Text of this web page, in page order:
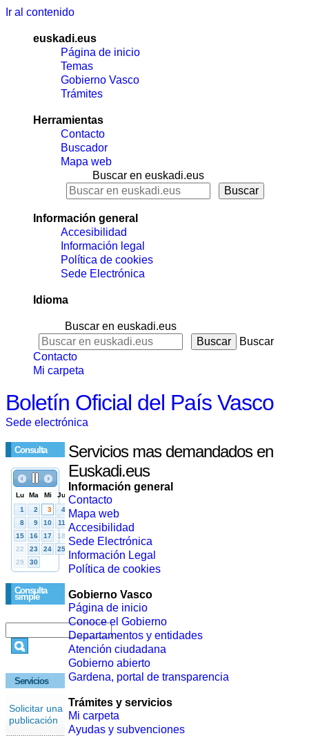
Ir al contenido
euskadi.eus
Página de inicio
Temas
Gobierno Vasco
Trámites
Herramientas
Contacto
Buscador
Mapa web
Buscar en euskadi.eus
Información general
Accesibilidad
Información legal
Política de cookies
Sede Electrónica
Idioma
Buscar en euskadi.eus
Buscar
Contacto
Mi carpeta
Boletín Oficial del País Vasco
Sede electrónica
Consulta
Consulta
simple
Servicios
Solicitar una
publicación
Servicios mas demandados en
Euskadi.eus
Información general
Contacto
Mapa web
Accesibilidad
Sede Electrónica
Información Legal
Política de cookies
Gobierno Vasco
Página de inicio
Conoce el Gobierno
Departamentos y entidades
Atención ciudadana
Gobierno abierto
Gardena, portal de transparencia
Trámites y servicios
Mi carpeta
Ayudas y subvenciones